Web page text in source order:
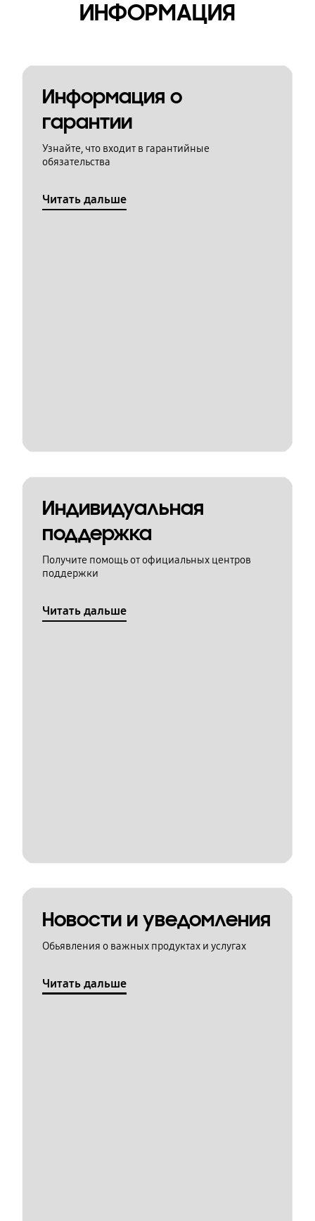
ИНФОРМАЦИЯ
Информация о
гарантии
Узнайте, что входит в гарантийные
обязательства
Читать дальше
Индивидуальная
поддержка
Получите помощь от официальных центров
поддержки
Читать дальше
Новости и уведомления
Обьявления о важных продуктах и услугах
Читать дальше